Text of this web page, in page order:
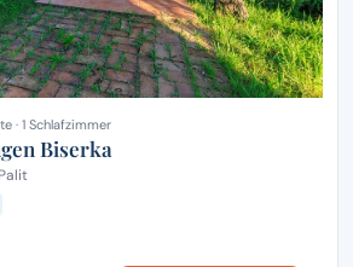
· 1 Schlafzimmer
Biserka